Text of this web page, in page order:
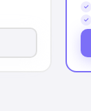
✓
✓